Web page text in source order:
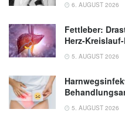
6. AUGUST 2026
Fettleber:
Herz-
5. AUGUST 2026
5. AUGUST 2026